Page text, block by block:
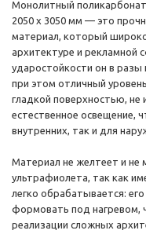
Монолитный
2050 х 3050 мм — это
материал, который широко
архитектуре и рекламной
ударостойкости он в разы
при этом отличный
гладкой поверхностью, не
естественное освещение,
внутренних, так и для
Материал не желтеет и не
ультрафиолета, так как
легко обрабатывается:
формовать под нагревом,
реализации сложных